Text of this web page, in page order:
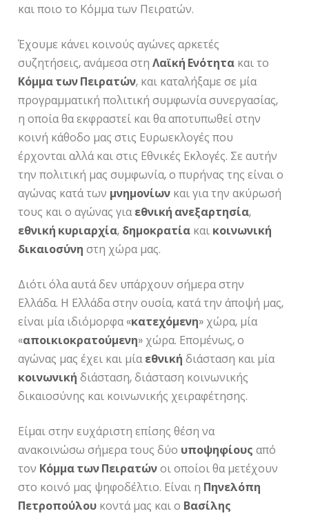
και ποιο το Κόμμα των Πειρατών.
Έχουμε κάνει κοινούς αγώνες αρκετές
συζητήσεις, ανάμεσα στηΛαϊκή Ενότητα και το
Κόμμα των Πειρατών, και καταλήξαμε σε μία
προγραμματική πολιτική συμφωνία συνεργασίας,
η οποία θα εκφραστεί και θα αποτυπωθεί στην
κοινή κάθοδο μας στις Ευρωεκλογές που
έρχονται αλλά και στις Εθνικές Εκλογές. Σε αυτήν
την πολιτική μας συμφωνία, ο πυρήνας της είναι ο
αγώνας κατά των μνημονίων και για την ακύρωσή
τους και ο αγώνας γιαεθνική ανεξαρτησία,
εθνική κυριαρχία, δημοκρατία και κοινωνική
δικαιοσύνη στη χώρα μας.
Διότι όλα αυτά δεν υπάρχουν σήμερα στην
Ελλάδα. Η Ελλάδα στην ουσία, κατά την άποψή μας,
είναι μία ιδιόμορφα «κατεχόμενη» χώρα, μία
«αποικιοκρατούμενη» χώρα. Επομένως, ο
αγώνας μας έχει και μίαεθνική διάσταση και μία
κοινωνική διάσταση, διάσταση κοινωνικής
δικαιοσύνης και κοινωνικής χειραφέτησης.
Είμαι στην ευχάριστη επίσης θέση να
ανακοινώσω σήμερα τους δύο υποψηφίους από
τον Κόμμα των Πειρατώνοι οποίοι θα μετέχουν
στο κοινό μας ψηφοδέλτιο. Είναι η Πηνελόπη
Πετροπούλου κοντά μας και ο Βασίλης